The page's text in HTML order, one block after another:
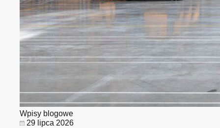
Wpisy blogowe
29 lipca 2026